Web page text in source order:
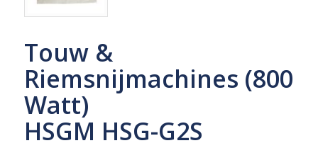
Touw &
Riemsnijmachines (800
Watt)
HSGM HSG-G2S